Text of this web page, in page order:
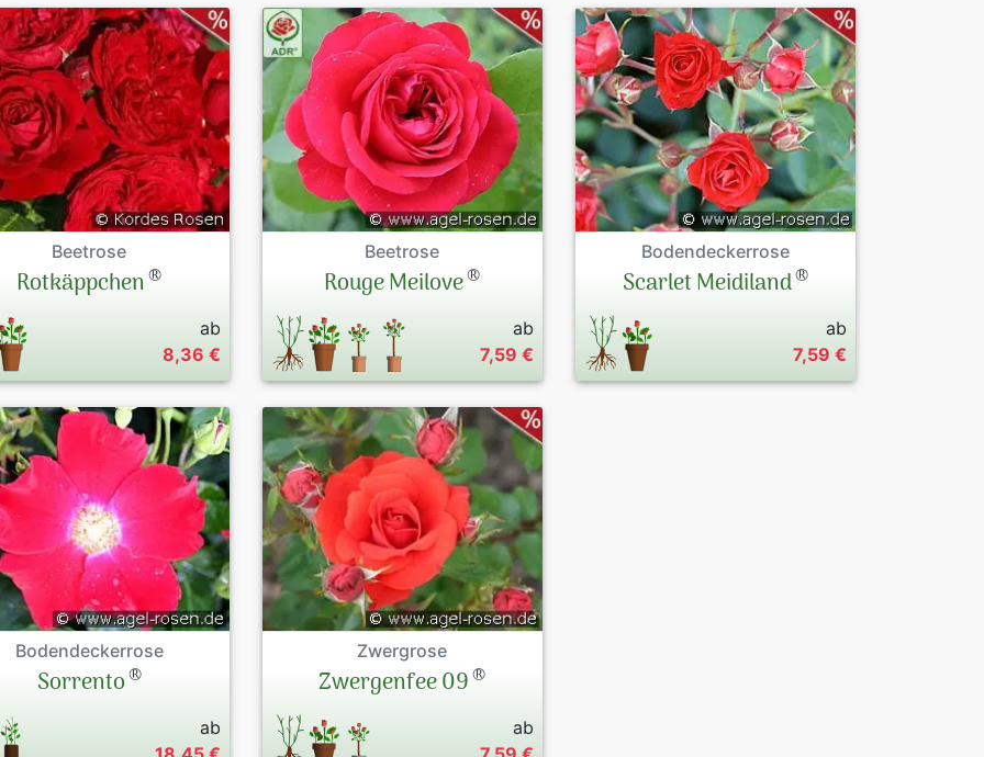
Beetrose
Rotkäppchen®
ab
8,36 €
Beetrose
Rouge Meilove®
ab
7,59 €
Bodendeckerrose
Scarlet Meidiland®
ab
7,59 €
Bodendeckerrose
Sorrento®
ab
Zwergrose
Zwergenfee 09®
ab